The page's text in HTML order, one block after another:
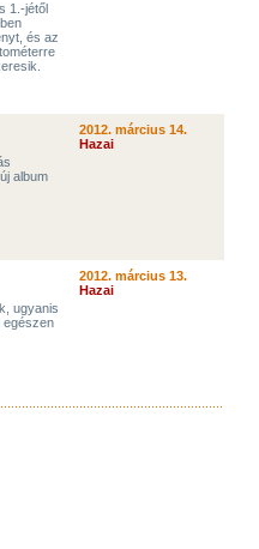
1.-jétől
és az
album
2012. március 14.
Hazai
ugyanis
egészen
2012. március 13.
Hazai